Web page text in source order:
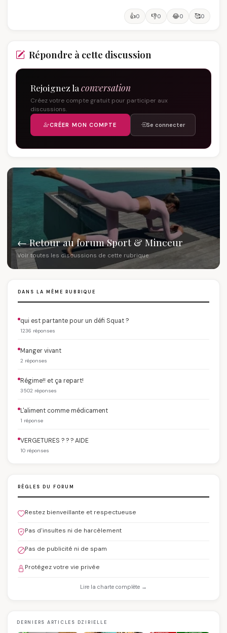
👍0 👎0 😂0 🥰0
Répondre à cette discussion
Rejoignez la conversation
Créez votre compte gratuit pour participer aux
discussions.
CRÉER MON COMPTE Se connecter
← Retour au forum Sport & Minceur
Voir toutes les discussions de cette rubrique
DANS LA MÊME RUBRIQUE
qui est partante pour un défi Squat ?
1236 réponses
Manger vivant
2 réponses
Régime!! et ça repart!
3502 réponses
L'aliment comme médicament
1 réponse
VERGETURES ? ? ? AIDE
10 réponses
RÈGLES DU FORUM
Restez bienveillante et respectueuse
Pas d'insultes ni de harcèlement
Pas de publicité ni de spam
Protégez votre vie privée
Lire la charte complète →
DERNIERS ARTICLES DZIRIELLE